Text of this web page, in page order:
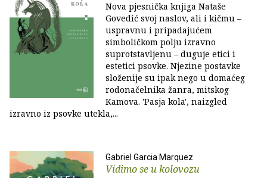
Nova pjesnička knjiga Nataše
Govedić svoj naslov, ali i kičmu –
uspravnu i pripadajućem
simboličkom polju izravno
suprotstavljenu – duguje etici i
estetici psovke. Njezine postavke
složenije su ipak nego u domaćeg
rodonačelnika žanra, mitskog
Kamova. 'Pasja kola', naizgled
izravno iz psovke utekla,...
Gabriel Garcia Marquez
Vidimo se u kolovozu